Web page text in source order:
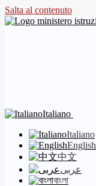
Salta al contenuto
Italiano
Italiano
English
中文
عربى
বাংলা